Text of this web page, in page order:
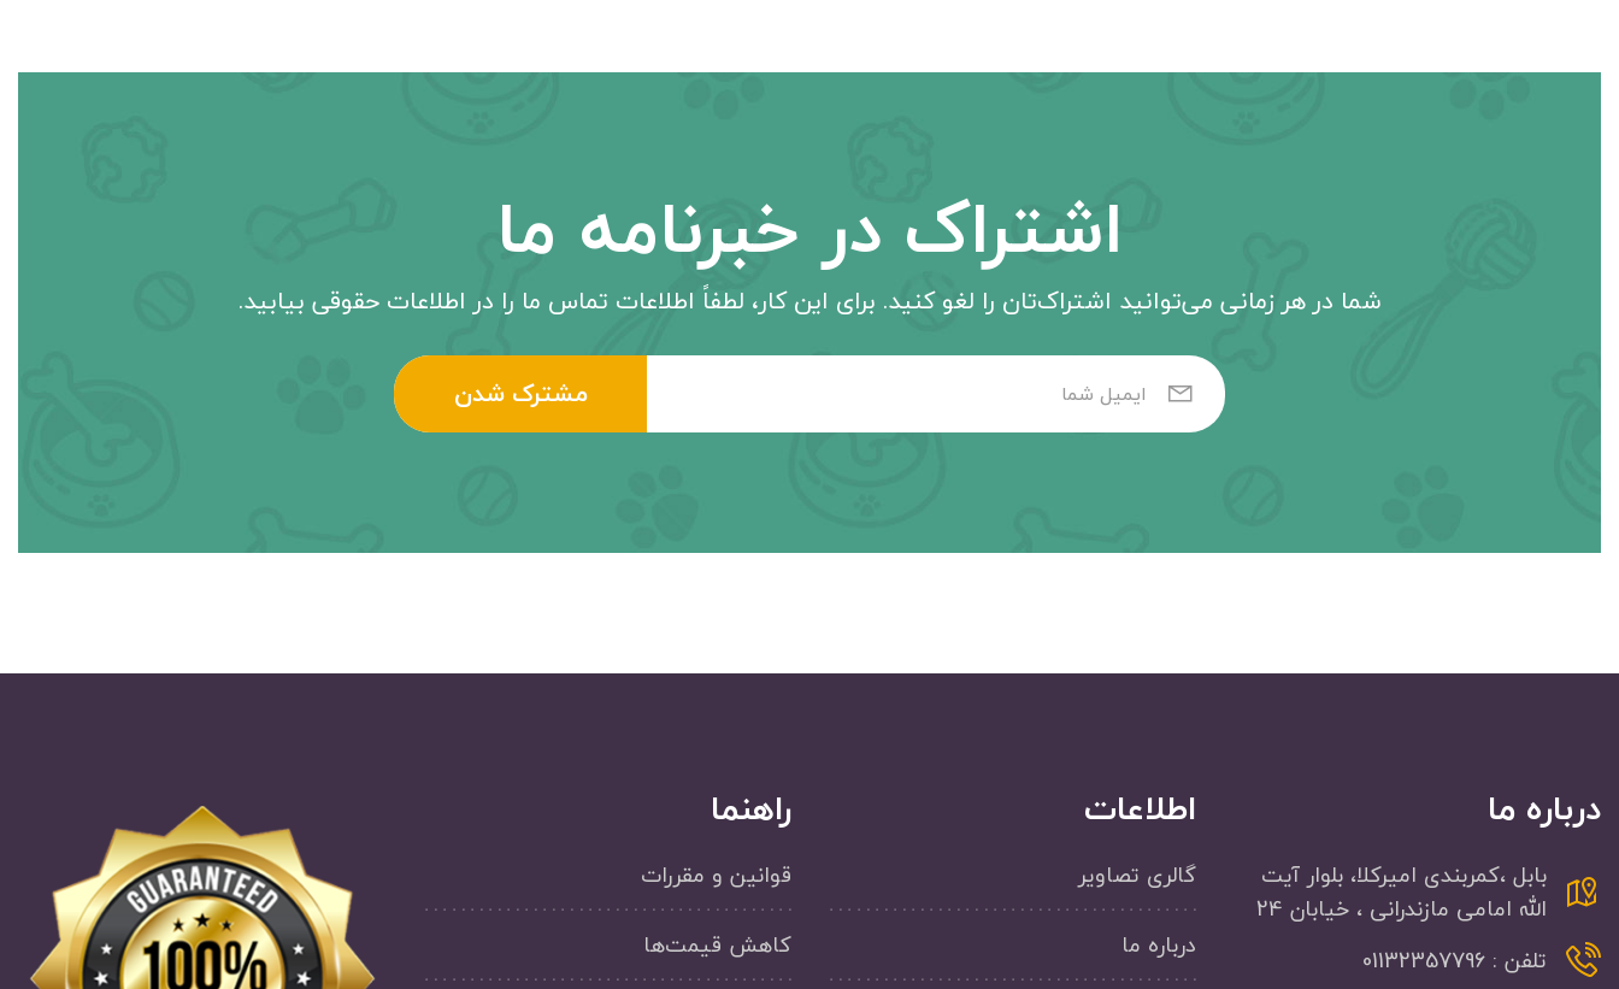
اشتراک در خبرنامه ما
شما در هر زمانی می‌توانید اشتراک‌تان را لغو کنید. برای این کار، لطفاً اطلاعات تماس ما را در اطلاعات حقوقی بیابید.
درباره ما
بابل ،کمربندی امیرکلا، بلوار آیت
الله امامی مازندرانی ، خیابان 24
تلفن : 01132357796
اطلاعات
گالری تصاویر
درباره ما
راهنما
قوانین و مقررات
کاهش قیمت‌ها